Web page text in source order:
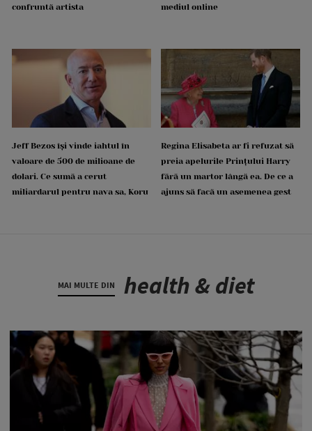
confruntă artista mediul online
Jeff Bezos își vinde iahtul în
valoare de 500 de milioane de
dolari. Ce sumă a cerut
miliardarul pentru nava sa, Koru
Regina Elisabeta ar fi refuzat să
preia apelurile Prințului Harry
fără un martor lângă ea. De ce a
ajuns să facă un asemenea gest
MAI MULTE DIN health & diet